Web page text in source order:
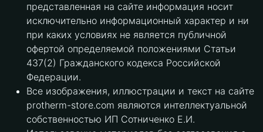
представленная на сайте информация носит
исключительно информационный характер и ни
при каких условиях не является публичной
офертой определяемой положениями Статьи
437(2) Гражданского кодекса Российской
Федерации.
Все изображения, иллюстрации и текст на сайте
protherm-store.com являются интеллектуальной
собственностью ИП Сотниченко Е.И.